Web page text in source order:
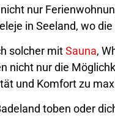
nur
in Seeland, wo
solcher mitSauna,
nicht nur die
und Komfort zu
toben oder